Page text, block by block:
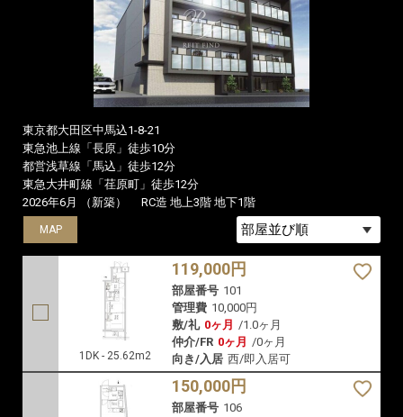
東京都大田区中馬込1-8-21
東急池上線「長原」徒歩10分
都営浅草線「馬込」徒歩12分
東急大井町線「荏原町」徒歩12分
2026年6月 （新築）
RC造 地上3階 地下1階
MAP
1DK - 25.62m2
119,000円
部屋番号 101
管理費 10,000円
敷/礼 0ヶ月 /1.0ヶ月
仲介/FR 0ヶ月 /0ヶ月
向き/入居 西/即入居可
MAP
150,000円
部屋番号 106
MAP